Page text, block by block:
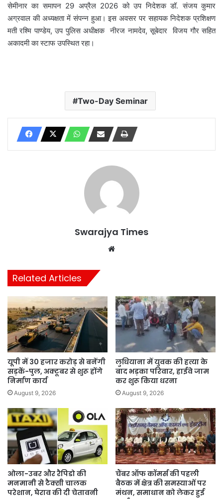
सेमीनार का समापन 29 अप्रैल 2026 को उप निदेशक डॉ. संजय कुमार
अग्रवाल की अध्यक्षता में संपन्न हुआ। इस अवसर पर सहायक निदेशक प्रशिक्षण
मती रश्मि पाण्डेय, उप पुलिस अधीक्षक नीरज नामदेव, सूबेदार विजय गौर सहित
अकादमी का स्टाफ उपस्थित रहा।
Two-Day Seminar
Swarajya Times
Related Articles
यूपी में 30 हजार करोड़ से बनेंगी
सड़कें-पुल, अक्टूबर से शुरू होंगे
निर्माण कार्य
August 9, 2026
लुधियाना में युवक की हत्या के
बाद भड़का परिवार, हाईवे जाम
कर शुरू किया धरना
August 9, 2026
ओला-उबर और रैपिडो की
मनमानी से टैक्सी चालक
परेशान, घेराव की दी चेतावनी
चैंबर ऑफ कॉमर्स की पहली
बैठक में क्षेत्र की समस्याओं पर
मंथन, समाधान को लेकर हुई